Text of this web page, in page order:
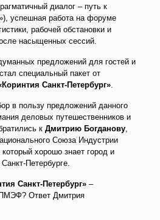
диалог – путь к
успешная работа на форуме
рабочей обстановки и
насыщенных сессий.
предложений для гостей и
специальный пакет от
Санкт-Петербург».
в пользу предложений данного
деловых путешественников и
к Дмитрию Богданову,
Союза Индустрии
хорошо знает город и
Петербурге.
Санкт-Петербург»–
Ответ Дмитрия